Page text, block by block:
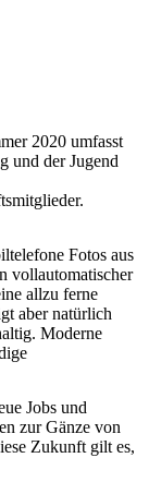
2020 umfasst
und der Jugend
Fotos aus
vollautomatischer
allzu ferne
aber natürlich
Moderne
Jobs und
zur Gänze von
Zukunft gilt es,